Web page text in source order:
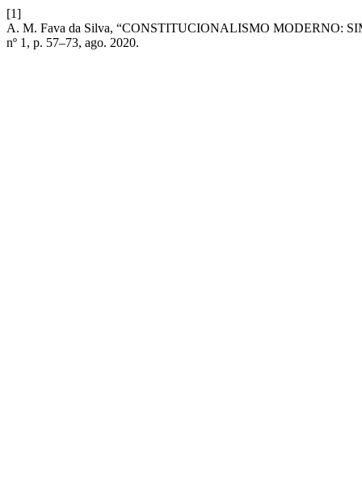
[1]
A. M. Fava da Silva, “CONSTITUCIONALISMO MODERNO:
nº 1, p. 57–73, ago. 2020.